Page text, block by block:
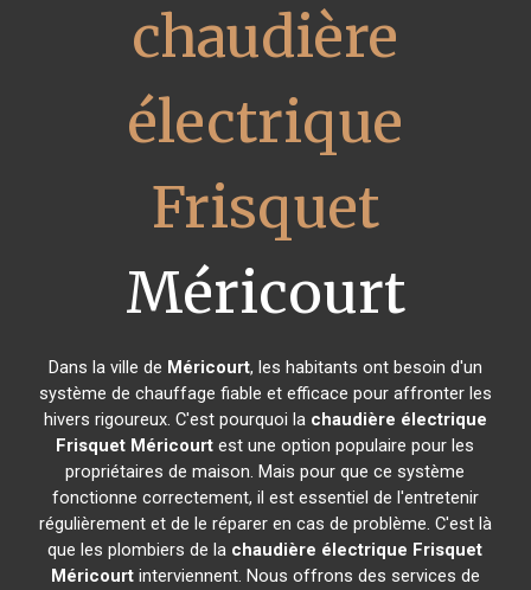
chaudière
électrique
Frisquet
Méricourt
Dans la ville de Méricourt, les habitants ont besoin d'un
système de chauffage fiable et efficace pour affronter les
hivers rigoureux. C'est pourquoi la chaudière électrique
Frisquet Méricourt est une option populaire pour les
propriétaires de maison. Mais pour que ce système
fonctionne correctement, il est essentiel de l'entretenir
régulièrement et de le réparer en cas de problème. C'est là
que les plombiers de la chaudière électrique Frisquet
Méricourtinterviennent. Nous offrons des services de